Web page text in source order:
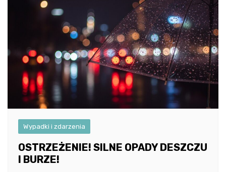
Wypadki i zdarzenia
OSTRZEŻENIE! SILNE OPADY DESZCZU
I BURZE!